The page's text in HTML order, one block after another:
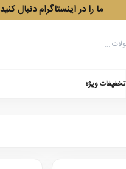
ما را در اینستاگرام دنبال کنید
تخفیفات ویژه